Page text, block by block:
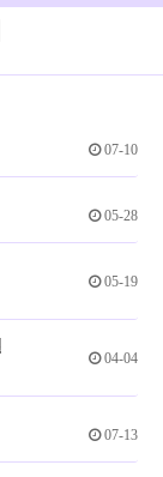
07-10
05-28
05-19
04-04
07-13